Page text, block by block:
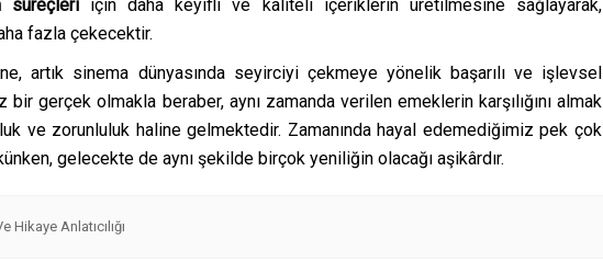
süreçleriiçin daha keyifli ve kaliteli içeriklerin üretilmesine sağlayarak,
fazla çekecektir.
artık sinema dünyasında seyirciyi çekmeye yönelik başarılı ve işlevsel
bir gerçek olmakla beraber, aynı zamanda verilen emeklerin karşılığını almak
ve zorunluluk haline gelmektedir. Zamanında hayal edemediğimiz pek çok
gelecekte de aynı şekilde birçok yeniliğin olacağı aşikârdır.
Anlatıcılığı